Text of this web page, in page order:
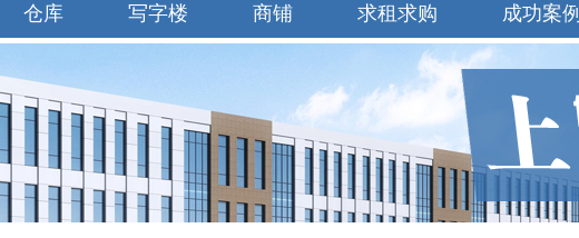
仓库 写字楼 商铺 求租求购 成功案例